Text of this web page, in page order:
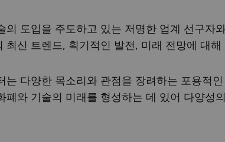
의 도입을 주도하고 있는 저명한 업계 선구자
최신 트렌드, 획기적인 발전, 미래 전망에 대해
는 다양한 목소리와 관점을 장려하는 포용적
폐와 기술의 미래를 형성하는 데 있어 다양성